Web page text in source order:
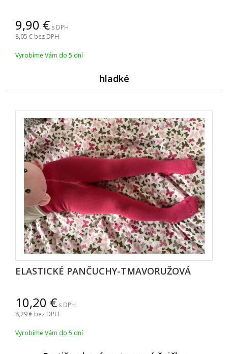
9,90
s DPH
8,05 bez DPH
Vyrobíme Vám do 5 dní
hladké
ELASTICKÉ PANČUCHY-TMAVORUŽOVÁ
10,20
s DPH
8,29 bez DPH
Vyrobíme Vám do 5 dní